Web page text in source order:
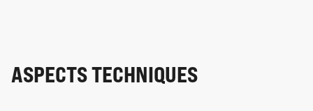
ASPECTS TECHNIQUES